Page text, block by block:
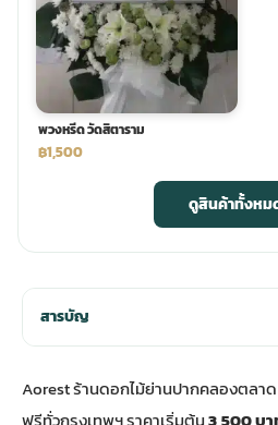
พวงหรีด วัดสิตาราม
฿1,500
ดูสินค้าทั้งหม
สารบัญ
Aorest ร้านดอกไม้ย่านปากคลองตลาด
ฟรีทั่วกรุงเทพฯ ราคาเริ่มต้น3,500 บ